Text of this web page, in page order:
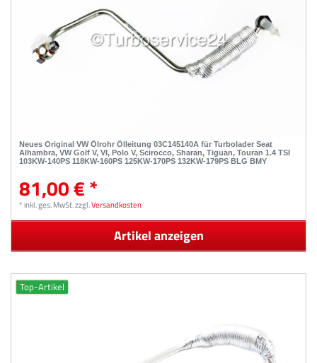
Neues Original VW Ölrohr Ölleitung 03C145140A für Turbolader Seat
Alhambra, VW Golf V, VI, Polo V, Scirocco, Sharan, Tiguan, Touran 1.4 TSI
103KW-140PS 118KW-160PS 125KW-170PS 132KW-179PS BLG BMY
81,00 € *
*inkl. ges. MwSt.zzgl.Versandkosten
Artikel anzeigen
Top-Artikel